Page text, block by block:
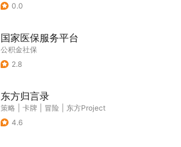
0.0
国家医保服务平台
公积金社保
2.8
东方归言录
策略 卡牌 冒险
东方Project
4.6